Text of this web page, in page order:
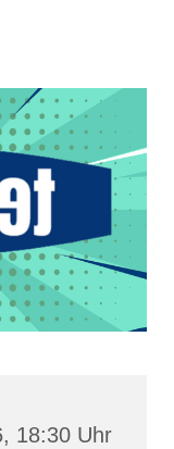
18:30 Uhr